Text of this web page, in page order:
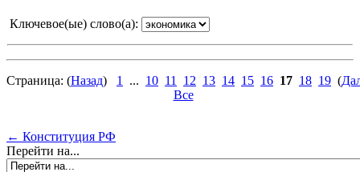
Ключевое(ые) слово(а):
Страница: (Назад) 1 ... 10 11 12 13 14 15 16 17 18 19 (
Все
← Конституция РФ
Перейти на...